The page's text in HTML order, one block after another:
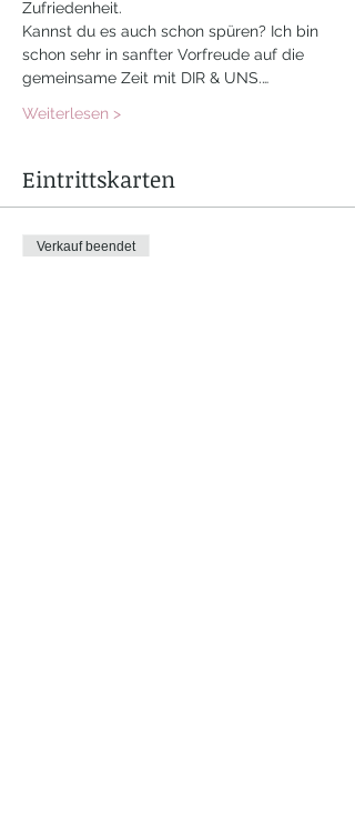
Zufriedenheit.
Kannst du es auch schon spüren? Ich bin
schon sehr in sanfter Vorfreude auf die
gemeinsame Zeit mit DIR & UNS.…
Weiterlesen >
Eintrittskarten
Verkauf beendet